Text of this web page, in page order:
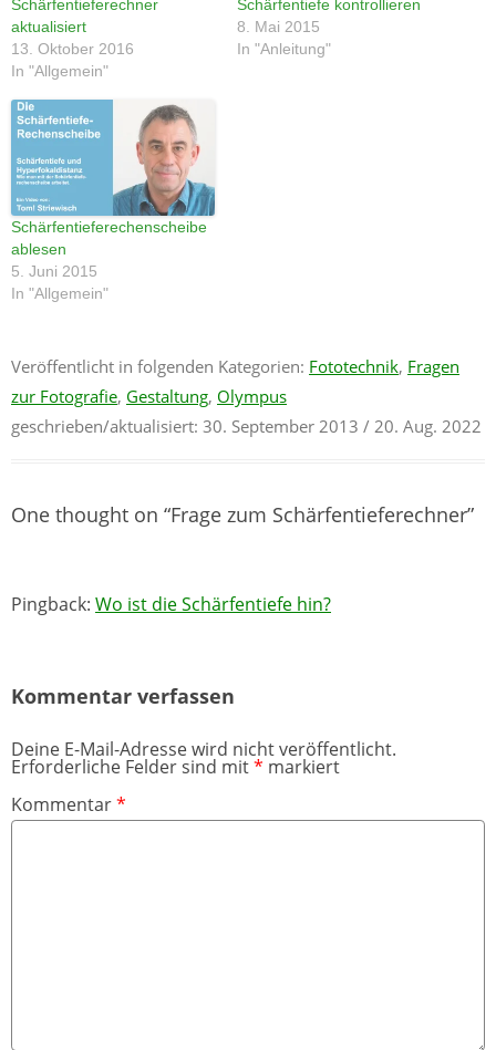
Schärfentieferechner
aktualisiert
13. Oktober 2016
In "Allgemein"
Schärfentiefe kontrollieren
8. Mai 2015
In "Anleitung"
Schärfentieferechenscheibe
ablesen
5. Juni 2015
In "Allgemein"
Veröffentlicht in folgenden Kategorien: Fototechnik, Fragen
zur Fotografie, Gestaltung, Olympus
geschrieben/aktualisiert: 30. September 2013 / 20. Aug. 2022
One thought on “Frage zum Schärfentieferechner”
Pingback: Wo ist die Schärfentiefe hin?
Kommentar verfassen
Deine E-Mail-Adresse wird nicht veröffentlicht.
Erforderliche Felder sind mit* markiert
Kommentar*